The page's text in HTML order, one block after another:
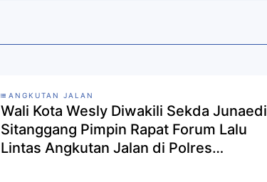
ANGKUTAN JALAN
Wali Kota Wesly Diwakili Sekda Junaedi
Sitanggang Pimpin Rapat Forum Lalu
Lintas Angkutan Jalan di Polres